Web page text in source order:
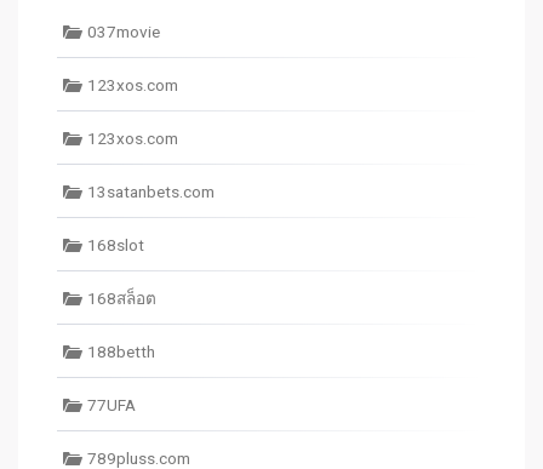
037movie
123xos.com
123xos.com
13satanbets.com
168slot
168สล็อต
188betth
77UFA
789pluss.com